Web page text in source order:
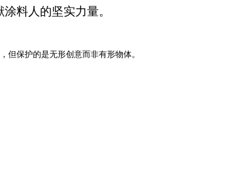
料人的坚实力量。
但保护的是无形创意而非有形物体。